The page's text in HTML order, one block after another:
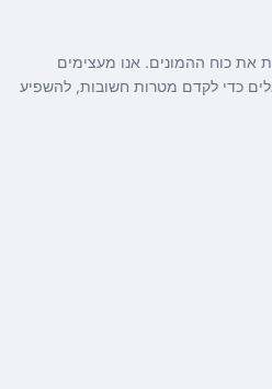
את כוח ההמונים. אנו מעצימים
כדי לקדם מטרות חשובות, להשפיע